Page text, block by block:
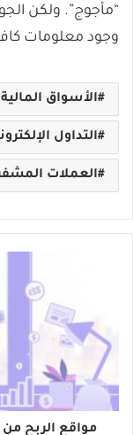
“مأجوج”. ولكن
وجود معلومات
الأسواق المالية
التداول
العملات
طريق
مشاهدة
الاعلانات
مواقع الربح